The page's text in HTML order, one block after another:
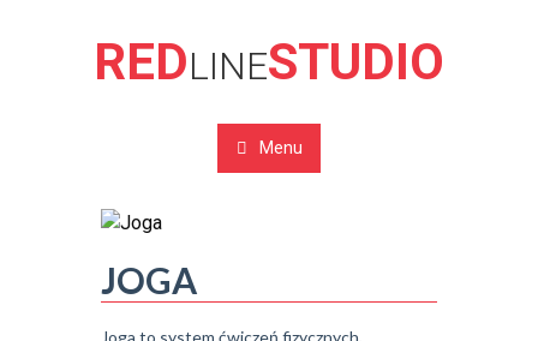
REDLINESTUDIO
Menu
JOGA